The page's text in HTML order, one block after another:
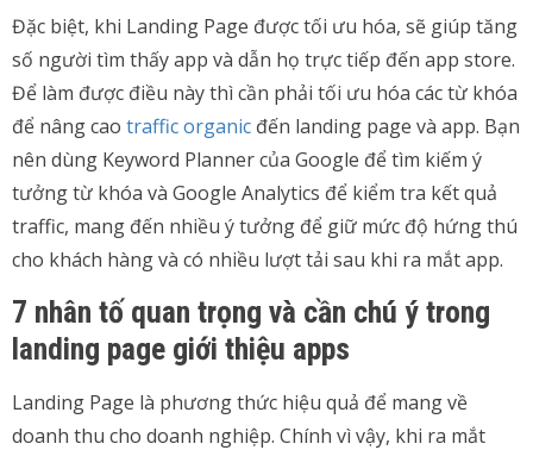
Đặc biệt, khi Landing Page được tối ưu hóa, sẽ giúp tăng
số người tìm thấy app và dẫn họ trực tiếp đến app store.
Để làm được điều này thì cần phải tối ưu hóa các từ khóa
để nâng cao traffic organic đến landing page và app. Bạn
nên dùng Keyword Planner của Google để tìm kiếm ý
tưởng từ khóa và Google Analytics để kiểm tra kết quả
traffic, mang đến nhiều ý tưởng để giữ mức độ hứng thú
cho khách hàng và có nhiều lượt tải sau khi ra mắt app.
7 nhân tố quan trọng và cần chú ý trong
landing page giới thiệu apps
Landing Page là phương thức hiệu quả để mang về
doanh thu cho doanh nghiệp. Chính vì vậy, khi ra mắt